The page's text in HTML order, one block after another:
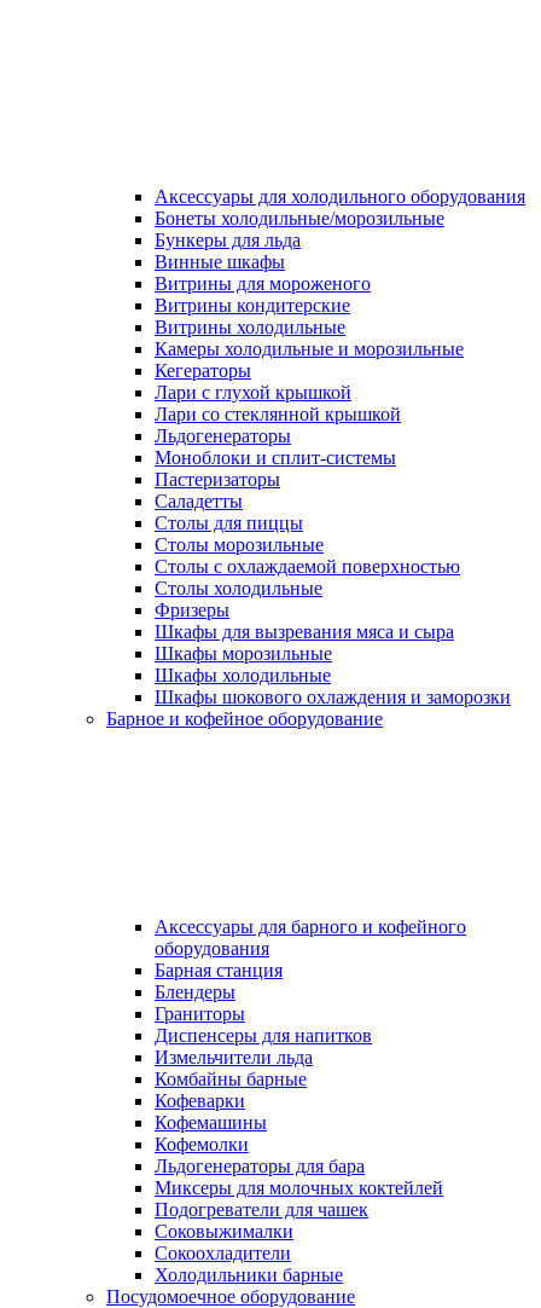
Аксессуары для холодильного оборудования
Бонеты холодильные/морозильные
Бункеры для льда
Винные шкафы
Витрины для мороженого
Витрины кондитерские
Витрины холодильные
Камеры холодильные и морозильные
Кегераторы
Лари с глухой крышкой
Лари со стеклянной крышкой
Льдогенераторы
Моноблоки и сплит-системы
Пастеризаторы
Саладетты
Столы для пиццы
Столы морозильные
Столы с охлаждаемой поверхностью
Столы холодильные
Фризеры
Шкафы для вызревания мяса и сыра
Шкафы морозильные
Шкафы холодильные
Шкафы шокового охлаждения и заморозки
Барное и кофейное оборудование
Аксессуары для барного и кофейного
оборудования
Барная станция
Блендеры
Граниторы
Диспенсеры для напитков
Измельчители льда
Комбайны барные
Кофеварки
Кофемашины
Кофемолки
Льдогенераторы для бара
Миксеры для молочных коктейлей
Подогреватели для чашек
Соковыжималки
Сокоохладители
Холодильники барные
Посудомоечное оборудование